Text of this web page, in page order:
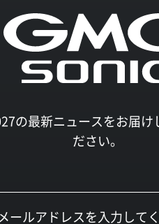
の最新ニュースをお届
ださい。